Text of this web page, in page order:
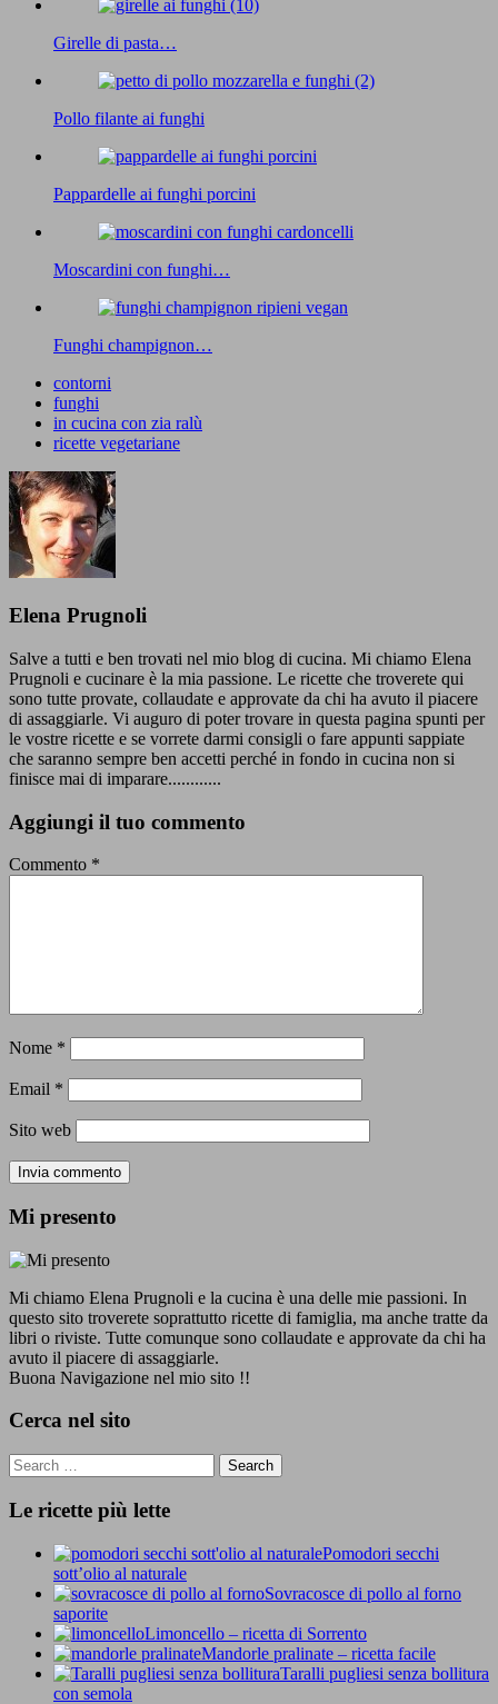
Girelle di pasta…
Pollo filante ai funghi
Pappardelle ai funghi porcini
Moscardini con funghi…
Funghi champignon…
contorni
funghi
in cucina con zia ralù
ricette vegetariane
Elena Prugnoli
Salve a tutti e ben trovati nel mio blog di cucina. Mi chiamo Elena
Prugnoli e cucinare è la mia passione. Le ricette che troverete qui
sono tutte provate, collaudate e approvate da chi ha avuto il piacere
di assaggiarle. Vi auguro di poter trovare in questa pagina spunti per
le vostre ricette e se vorrete darmi consigli o fare appunti sappiate
che saranno sempre ben accetti perché in fondo in cucina non si
finisce mai di imparare............
Aggiungi il tuo commento
Commento *
Nome *
Email *
Sito web
Mi presento
Mi chiamo Elena Prugnoli e la cucina è una delle mie passioni. In
questo sito troverete soprattutto ricette di famiglia, ma anche tratte da
libri o riviste. Tutte comunque sono collaudate e approvate da chi ha
avuto il piacere di assaggiarle.
Buona Navigazione nel mio sito !!
Cerca nel sito
Le ricette più lette
Pomodori secchi
sott’olio al naturale
Sovracosce di pollo al forno
saporite
Limoncello – ricetta di Sorrento
Mandorle pralinate – ricetta facile
Taralli pugliesi senza bollitura
con semola